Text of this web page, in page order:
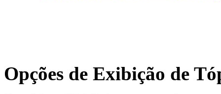
Opções de Exibição de